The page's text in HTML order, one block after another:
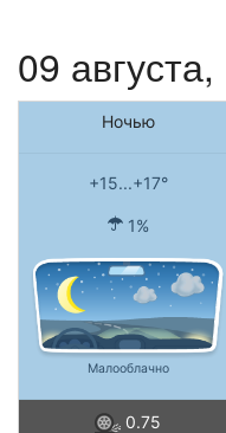
09 августа,
Ночью
+15...+17°
1%
Малооблачно
0.75